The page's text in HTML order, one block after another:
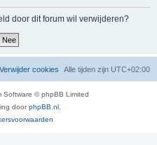
door dit forum wil verwijderen?
Alle tijden zijn UTC+02:00
Verwijder cookies
Software © phpBB Limited
doorphpBB.nl